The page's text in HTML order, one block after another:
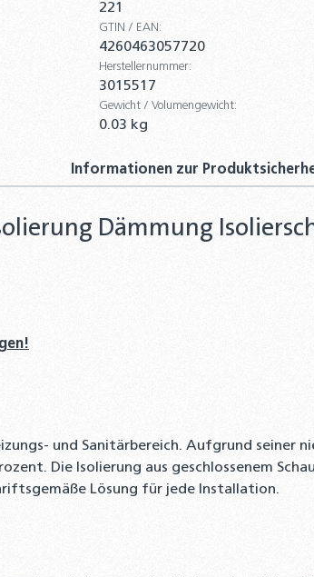
221
GTIN / EAN:
4260463057720
Herstellernummer:
3015517
Gewicht / Volumengewicht:
0.03 kg
Informationen zur
Dämmung
und Sanitärbereich. Aufgrund seiner
Die Isolierung aus geschlossenem
Lösung für jede Installation.